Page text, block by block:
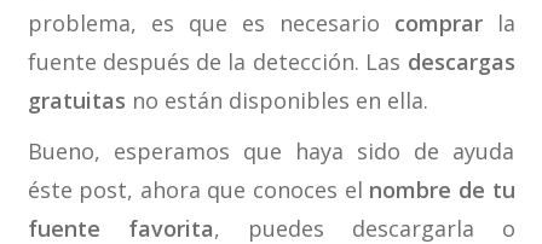
problema, es que es necesario comprarla
fuente después de la detección. Las descargas
gratuitas no están disponibles en ella.
Bueno, esperamos que haya sido de ayuda
éste post, ahora que conoces el nombre de tu
fuente favorita, puedes descargarla o